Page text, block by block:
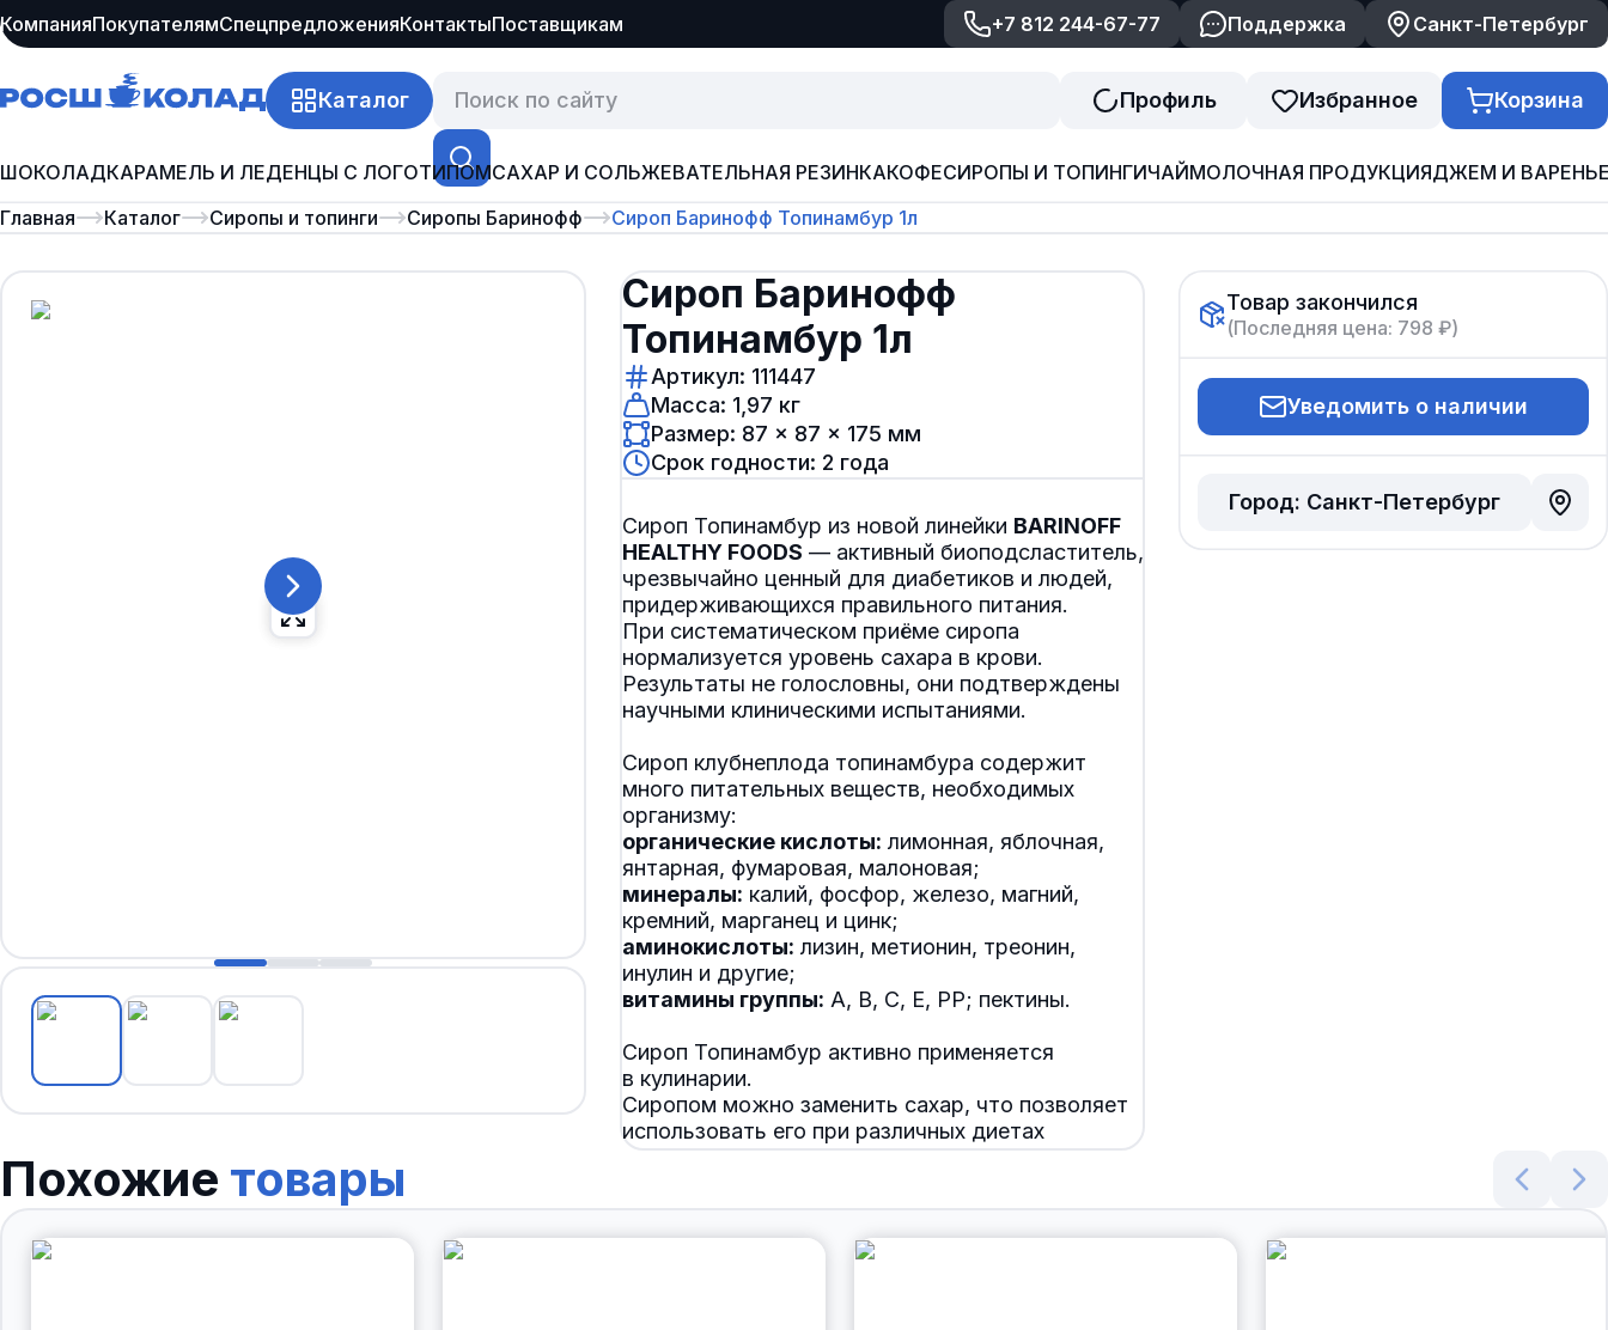
КомпанияПокупателямСпецпредложенияКонтактыПоставщикам +7 812 244-67-77 Поддержка Санкт-Петербург
Каталог Профиль Избранное Корзина
ШОКОЛАДКАРАМЕЛЬ И ЛЕДЕНЦЫ С ЛОГОТИПОМСАХАР И СОЛЬЖЕВАТЕЛЬНАЯ РЕЗИНКАКОФЕСИРОПЫ И ТОПИНГИЧАЙМОЛОЧНАЯ ПРОДУКЦИЯДЖЕМ И
Главная
Каталог Сиропы и топинги Сиропы Баринофф Сироп Баринофф Топинамбур 1л
Сироп Баринофф
Топинамбур 1л
Артикул: 111447
Масса: 1,97 кг
Размер: 87 × 87 × 175 мм
Срок годности: 2 года
Сироп Топинамбур из новой линейки BARINOFF
HEALTHY FOODS — активный биоподсластитель,
чрезвычайно ценный для диабетиков и людей,
придерживающихся правильного питания.
При систематическом приёме сиропа
нормализуется уровень сахара в крови.
Результаты не голословны, они подтверждены
научными клиническими испытаниями.
Сироп клубнеплода топинамбура содержит
много питательных веществ, необходимых
органические кислоты: лимонная, яблочная,
минералы: калий, фосфор, железо, магний,
аминокислоты: лизин, метионин, треонин,
витамины группы: A, B, C, E, PP; пектины.
Сироп Топинамбур активно применяется
в кулинарии.
Сиропом можно заменить сахар, что позволяет
использовать его при различных диетах
и при наличии сахарного диабета.
блюда вместо сахара и различных
подсластителей.
Товар закончился
(Последняя цена: 798 ₽)
Уведомить о наличии
Город: Санкт-Петербург
Похожие товары